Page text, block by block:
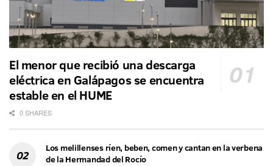
El menor que recibió una descarga
eléctrica en Galápagos se encuentra
estable en el HUME
0 SHARES
Los melillenses ríen, beben, comen y cantan en la verbena
de la Hermandad del Rocío